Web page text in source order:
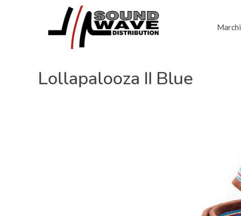
Marchi
Lollapalooza II Blue